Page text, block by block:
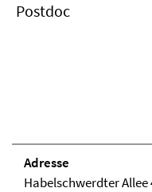
Postdoc
Adresse
Habelschwerdter Allee